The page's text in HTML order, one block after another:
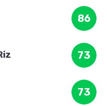
86
73
73